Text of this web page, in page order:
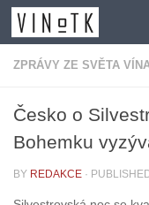
Skip to content
ZPRÁVY ZE SVĚTA
Česko o
Bohemku
BY REDAKCE ·